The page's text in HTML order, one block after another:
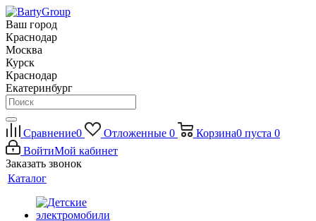
Ваш город
Краснодар
Москва
Курск
Краснодар
Екатеринбург
Сравнение0 Отложенные 0 Корзина0 пуста 0
ВойтиМой кабинет
Заказать звонок
Каталог